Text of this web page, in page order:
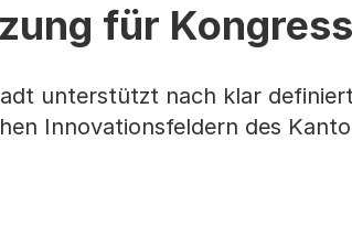
für
unterstützt nach klar
Innovationsfeldern des